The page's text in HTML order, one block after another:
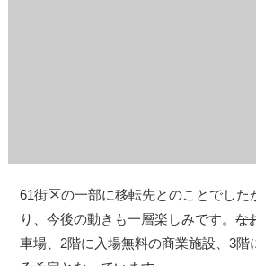
61街区の一部に移転先とのことでした
り、今後の動きも一層楽しみです。な
車場、2階に入場無料の商業施設、3階